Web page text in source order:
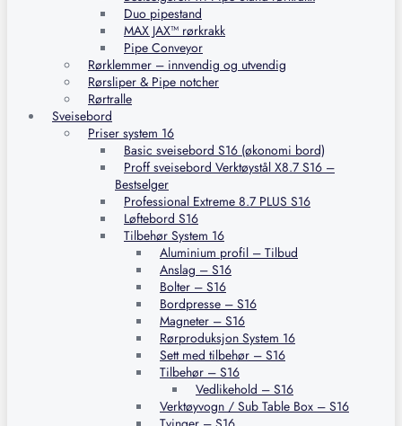
Duo pipestand
MAX JAX™ rørkrakk
Pipe Conveyor
Rørklemmer – innvendig og utvendig
Rørsliper & Pipe notcher
Rørtralle
Sveisebord
Priser system 16
Basic sveisebord S16 (økonomi bord)
Proff sveisebord Verktøystål X8.7 S16 –
Bestselger
Professional Extreme 8.7 PLUS S16
Løftebord S16
Tilbehør System 16
Aluminium profil – Tilbud
Anslag – S16
Bolter – S16
Bordpresse – S16
Magneter – S16
Rørproduksjon System 16
Sett med tilbehør – S16
Tilbehør – S16
Vedlikehold – S16
Verktøyvogn / Sub Table Box – S16